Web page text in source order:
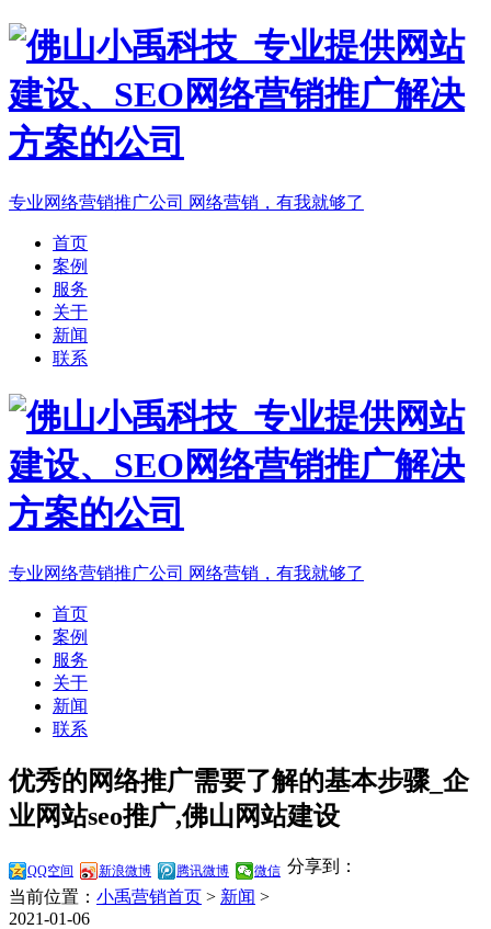
专业网络营销推广公司 网络营销，有我就够了
首页
案例
服务
关于
新闻
联系
专业网络营销推广公司 网络营销，有我就够了
首页
案例
服务
关于
新闻
联系
优秀的网络推广需要了解的基本步骤_企
业网站seo推广,佛山网站建设
分享到：
QQ空间 新浪微博 腾讯微博 微信
当前位置： 小禹营销首页 > 新闻 >
2021-01-06